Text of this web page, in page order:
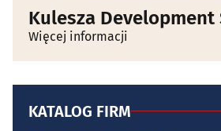
Kulesza Development
Więcej informacji
KATALOG FIRM